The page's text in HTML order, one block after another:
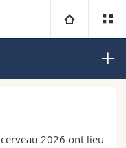
Semaine du cerveau
2026 ont lieu